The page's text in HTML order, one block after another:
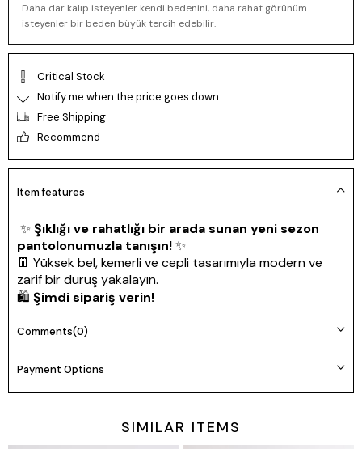
Daha dar kalıp isteyenler kendi bedenini, daha rahat görünüm
isteyenler bir beden büyük tercih edebilir.
Critical Stock
Notify me when the price goes down
Free Shipping
Recommend
Item features
✨ Şıklığı ve rahatlığı bir arada sunan yeni sezon
pantolonumuzla tanışın!✨
👖 Yüksek bel, kemerli ve cepli tasarımıyla modern ve
zarif bir duruş yakalayın.
🛍️ Şimdi sipariş verin!
🛒Ürün Kodu:
Comments(0)
Payment Options
SIMILAR ITEMS